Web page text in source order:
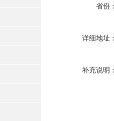
省份：
详细地址：
补充说明：